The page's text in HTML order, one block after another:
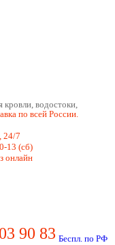
кровли, водостоки,
по всей России.
24/7
13 (сб)
онлайн
90 83 Беспл. по РФ